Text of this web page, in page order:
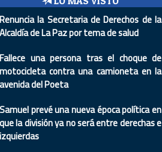
Renuncia la Secretaria de Derechos de la
Alcaldía de La Paz por tema de salud
Fallece una persona tras el choque de
motocicleta contra una camioneta en la
avenida del Poeta
Samuel prevé una nueva época política en
que la división ya no será entre derechas e
izquierdas